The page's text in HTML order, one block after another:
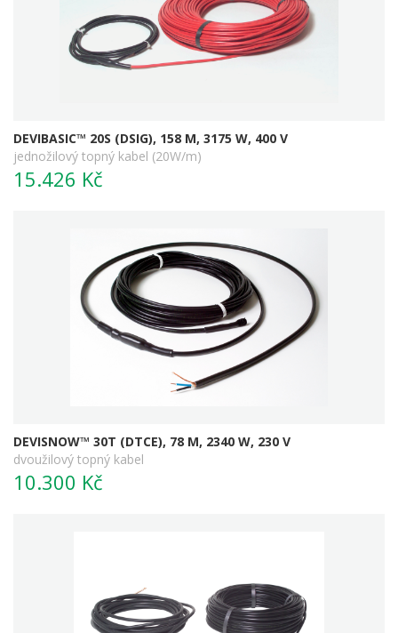
DEVIBASIC™ 20S (DSIG), 158 M, 3175 W, 400 V
jednožilový topný kabel (20W/m)
15.426 Kč
DEVISNOW™ 30T (DTCE), 78 M, 2340 W, 230 V
dvoužilový topný kabel
10.300 Kč